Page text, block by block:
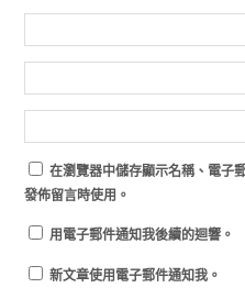
在瀏覽器中儲存顯示名稱、電子
發佈留言時使用。
用電子郵件通知我後續的迴響。
新文章使用電子郵件通知我。